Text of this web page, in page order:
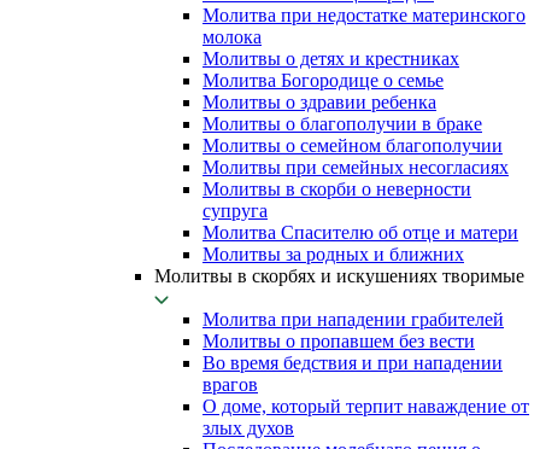
Молитва при недостатке материнского
молока
Молитвы о детях и крестниках
Молитва Богородице о семье
Молитвы о здравии ребенка
Молитвы о благополучии в браке
Молитвы о семейном благополучии
Молитвы при семейных несогласиях
Молитвы в скорби о неверности
супруга
Молитва Спасителю об отце и матери
Молитвы за родных и ближних
Молитвы в скорбях и искушениях творимые
Молитва при нападении грабителей
Молитвы о пропавшем без вести
Во время бедствия и при нападении
врагов
О доме, который терпит наваждение от
злых духов